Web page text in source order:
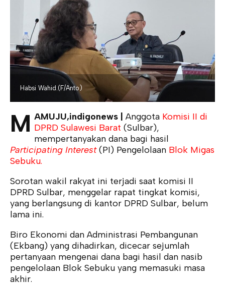
Habsi Wahid.(F/Anto)
M AMUJU,indigonews | Anggota Komisi II di
DPRD Sulawesi Barat (Sulbar),
mempertanyakan dana bagi hasil
Participating Interest(PI) Pengelolaan Blok Migas
Sebuku.
Sorotan wakil rakyat ini terjadi saat komisi II
DPRD Sulbar, menggelar rapat tingkat komisi,
yang berlangsung di kantor DPRD Sulbar, belum
lama ini.
Biro Ekonomi dan Administrasi Pembangunan
(Ekbang) yang dihadirkan, dicecar sejumlah
pertanyaan mengenai dana bagi hasil dan nasib
pengelolaan Blok Sebuku yang memasuki masa
akhir.